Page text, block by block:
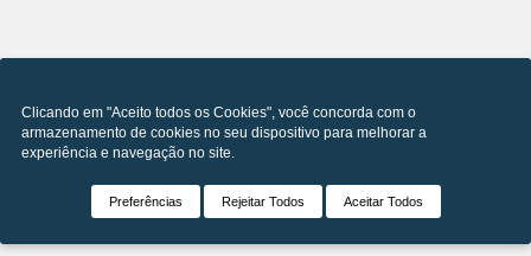
Clicando em "Aceito todos os Cookies", você concorda com o
armazenamento de cookies no seu dispositivo para melhorar a
experiência e navegação no site.
Preferências Rejeitar Todos Aceitar Todos